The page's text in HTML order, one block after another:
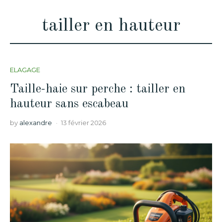
tailler en hauteur
ELAGAGE
Taille-haie sur perche : tailler en
hauteur sans escabeau
by alexandre 13 février 2026